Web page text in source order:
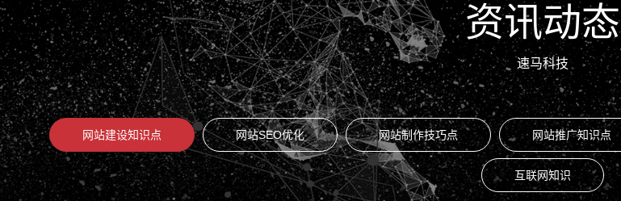
资讯动态
速马科技
网站建设知识点 网站SEO优化 网站制作技巧点 网站推广知识点
互联网知识